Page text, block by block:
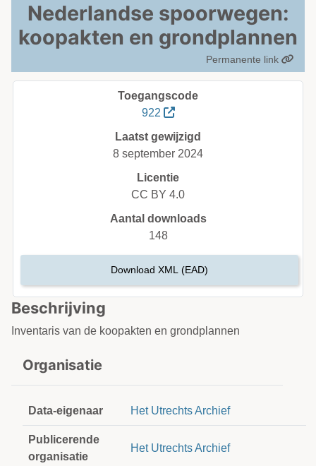
Nederlandse spoorwegen:
koopakten en grondplannen
Permanente link
Beschrijving
Inventaris van de koopakten en grondplannen
Organisatie
Data-eigenaar Het Utrechts Archief
Publicerende
organisatie
Het Utrechts Archief
Toegangscode
922
Laatst gewijzigd
8 september 2024
Licentie
CC BY 4.0
Aantal downloads
148
Download XML (EAD)